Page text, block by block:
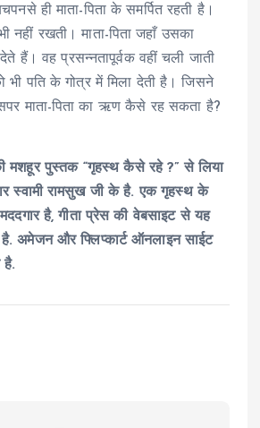
ही माता-पिता के समर्पित रहती है।
रखती। माता-पिता जहाँ उसका
हैं। वह प्रसन्नतापूर्वक वहीं चली जाती
भी पति के गोत्र में मिला देती है। जिसने
माता-पिता का ऋण कैसे रह सकता है?
मशहूर पुस्तक “गृहस्थ कैसे रहे ?” से लिया
स्वामी रामसुख जी के है. एक गृहस्थ के
है, गीता प्रेस की वेबसाइट से यह
अमेजन और फ्लिप्कार्ट ऑनलाइन साईट